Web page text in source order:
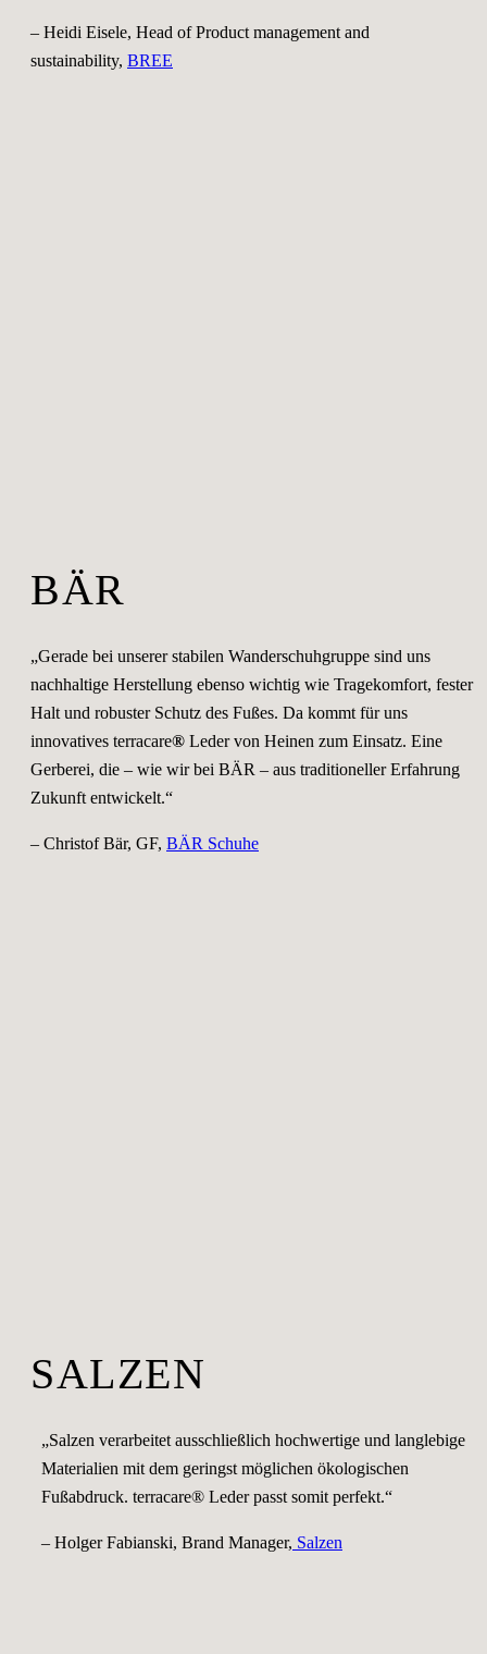
– Heidi Eisele, Head of Product management and
sustainability, BREE
BÄR
„Gerade bei unserer stabilen Wanderschuhgruppe sind uns
nachhaltige Herstellung ebenso wichtig wie Tragekomfort, fester
Halt und robuster Schutz des Fußes. Da kommt für uns
innovatives terracare® Leder von Heinen zum Einsatz. Eine
Gerberei, die – wie wir bei BÄR – aus traditioneller Erfahrung
Zukunft entwickelt.“
– Christof Bär, GF, BÄR Schuhe
SALZEN
„Salzen verarbeitet ausschließlich hochwertige und langlebige
Materialien mit dem geringst möglichen ökologischen
Fußabdruck. terracare® Leder passt somit perfekt.“
– Holger Fabianski, Brand Manager, Salzen